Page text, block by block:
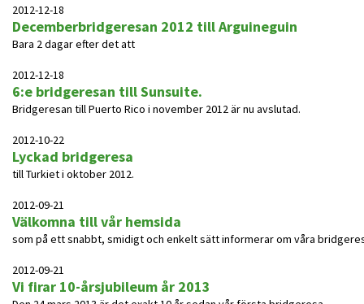
2012-12-18
Decemberbridgeresan 2012 till Arguineguin
Bara 2 dagar efter det att
2012-12-18
6:e bridgeresan till Sunsuite.
Bridgeresan till Puerto Rico i november 2012 är nu avslutad.
2012-10-22
Lyckad bridgeresa
till Turkiet i oktober 2012.
2012-09-21
Välkomna till vår hemsida
som på ett snabbt, smidigt och enkelt sätt informerar om våra
2012-09-21
Vi firar 10-årsjubileum år 2013